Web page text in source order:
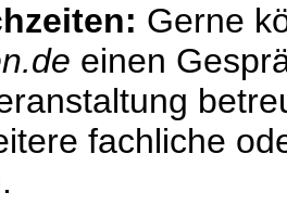
Gerne
einen
fachliche